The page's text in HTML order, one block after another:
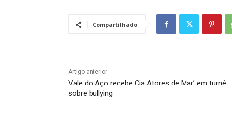
Compartilhado
Artigo anterior
Vale do Aço recebe Cia Atores de Mar’ em turnê
sobre bullying